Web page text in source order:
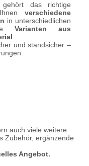
das richtige
verschiedene
in unterschiedlichen
Varianten aus
und standsicher –
auch viele weitere
Zubehör, ergänzende
Angebot.